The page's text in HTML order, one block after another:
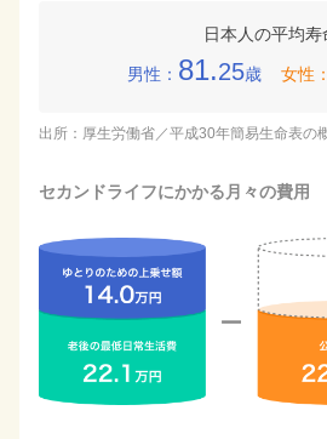
日本人の平均寿
男性： 81.25歳 女性：
出所：厚生労働省／平成30年簡易生命表の
セカンドライフにかかる月々の費用